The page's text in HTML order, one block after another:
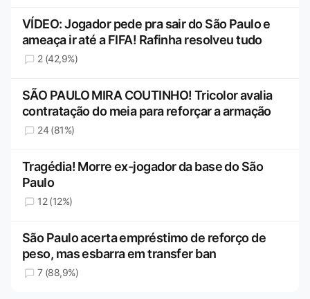
VÍDEO: Jogador pede pra sair do São Paulo e
ameaça ir até a FIFA! Rafinha resolveu tudo
2 (42,9%)
SÃO PAULO MIRA COUTINHO! Tricolor avalia
contratação do meia para reforçar a armação
24 (81%)
Tragédia! Morre ex-jogador da base do São
Paulo
12 (12%)
São Paulo acerta empréstimo de reforço de
peso, mas esbarra em transfer ban
7 (88,9%)